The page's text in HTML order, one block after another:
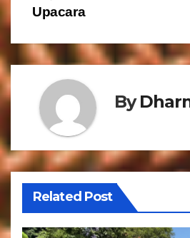
g
a
p
o
s
Upacara
By
Related Post